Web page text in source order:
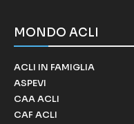
MONDO ACLI
ACLI IN FAMIGLIA
ASPEVI
CAA ACLI
CAF ACLI